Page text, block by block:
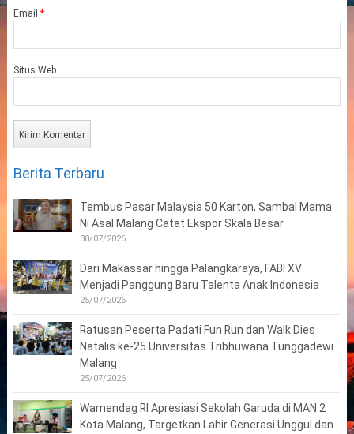
Email *
Situs Web
Berita Terbaru
Tembus Pasar Malaysia 50 Karton, Sambal Mama
Ni Asal Malang Catat Ekspor Skala Besar
30/07/2026
Dari Makassar hingga Palangkaraya, FABI XV
Menjadi Panggung Baru Talenta Anak Indonesia
25/07/2026
Ratusan Peserta Padati Fun Run dan Walk Dies
Natalis ke-25 Universitas Tribhuwana Tunggadewi
Malang
25/07/2026
Wamendag RI Apresiasi Sekolah Garuda di MAN 2
Kota Malang, Targetkan Lahir Generasi Unggul dan